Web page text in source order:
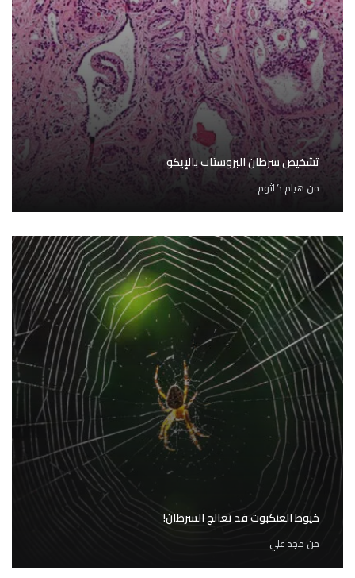
تشخيص سرطان البروستات بالإيكو
من هيام كلثوم
خيوط العنكبوت قد تعالج السرطان!
من مجد علي